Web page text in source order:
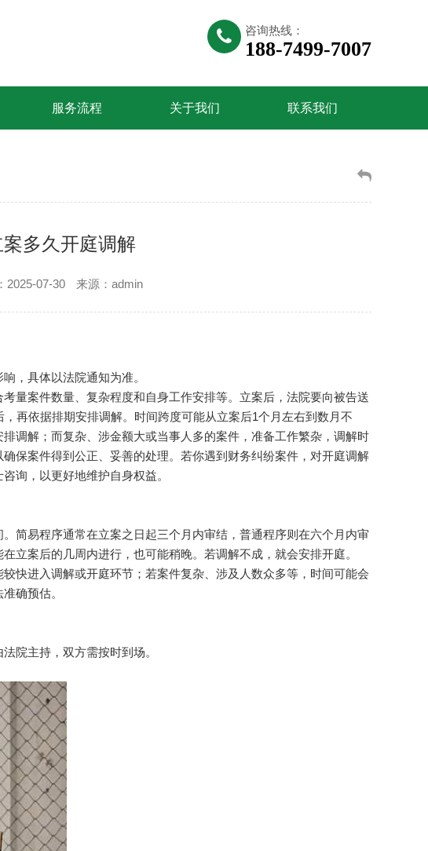
咨询热线：
188-7499-7007
服务流程 关于我们 联系我们
多久开庭调解
2025-07-30 来源：admin
，具体以法院通知为准。
量案件数量、复杂程度和自身工作安排等。立案后，法院要向被告送
再依据排期安排调解。时间跨度可能从立案后1个月左右到数月不
调解；而复杂、涉金额大或当事人多的案件，准备工作繁杂，调解时
保案件得到公正、妥善的处理。若你遇到财务纠纷案件，对开庭调解
询，以更好地维护自身权益。
简易程序通常在立案之日起三个月内审结，普通程序则在六个月内审
立案后的几周内进行，也可能稍晚。若调解不成，就会安排开庭。
快进入调解或开庭环节；若案件复杂、涉及人数众多等，时间可能会
确预估。
院主持，双方需按时到场。